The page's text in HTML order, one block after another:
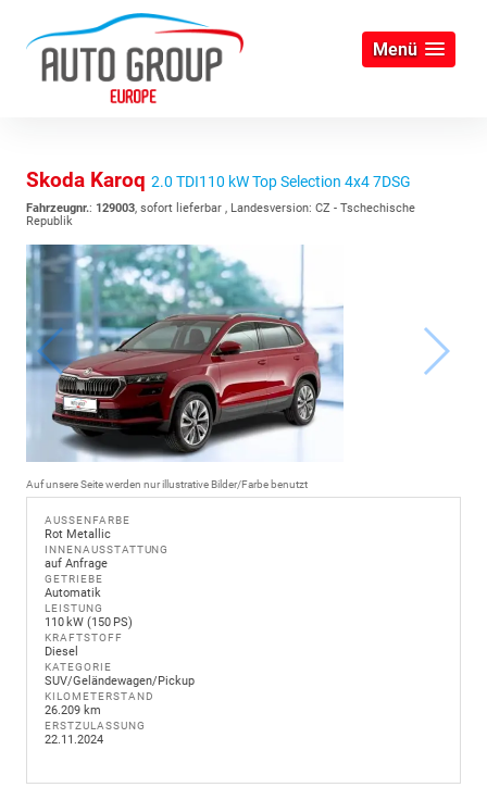
Menü
Skoda Karoq 2.0 TDI110 kW Top Selection 4x4 7DSG
Fahrzeugnr.: 129003, sofort lieferbar , Landesversion: CZ - Tschechische
Republik
Auf unsere Seite werden nur illustrative Bilder/Farbe benutzt
AUSSENFARBE
Rot Metallic
INNENAUSSTATTUNG
auf Anfrage
GETRIEBE
Automatik
LEISTUNG
110 kW (150 PS)
KRAFTSTOFF
Diesel
KATEGORIE
SUV/Geländewagen/Pickup
KILOMETERSTAND
26.209 km
ERSTZULASSUNG
22.11.2024